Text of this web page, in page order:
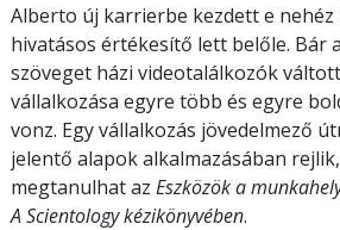
Alberto új karrierbe kezdett e
hivatásos értékesítő lett belőle. Bár
szöveget házi videotalálkozók
vállalkozása egyre több és egyre
vonz. Egy vállalkozás jövedelmező
jelentő alapok alkalmazásában
megtanulhat az Eszközök a
A Scientology kézikönyvében.